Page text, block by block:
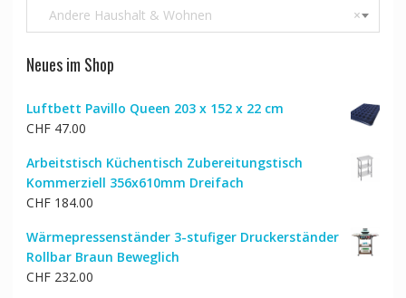
×
Andere Haushalt & Wohnen
Neues im Shop
Luftbett Pavillo Queen 203 x 152 x 22 cm
CHF47.00
Arbeitstisch Küchentisch Zubereitungstisch
Kommerziell 356x610mm Dreifach
CHF184.00
Wärmepressenständer 3-stufiger Druckerständer
Rollbar Braun Beweglich
CHF232.00